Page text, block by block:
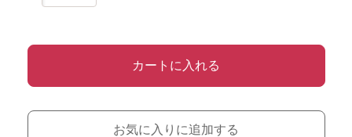
カートに入れる
お気に入りに追加する